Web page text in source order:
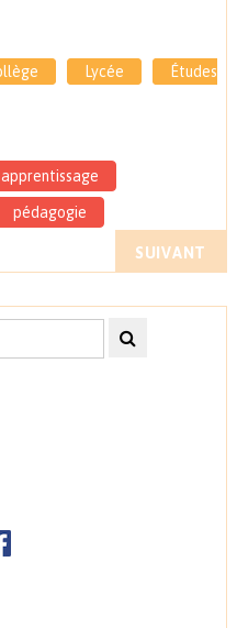
Lycée
Études
apprentissage
pédagogie
SUIVANT